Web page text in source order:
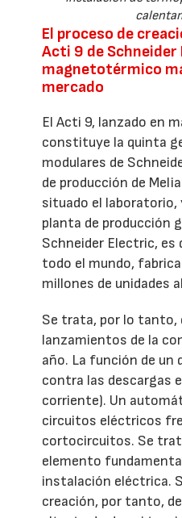
El proceso de
Acti 9 de Schneider
magnetotérmico
mercado
El Acti 9, lanzado en
constituye la quinta
modulares de
de producción de
situado el laboratorio,
planta de producción
Schneider Electric, es
todo el mundo,
millones de unidades
Se trata, por lo tanto,
lanzamientos de la
año. La función de un
contra las descargas
corriente). Un
circuitos eléctricos
cortocircuitos. Se
elemento
instalación eléctrica.
creación, por tanto,